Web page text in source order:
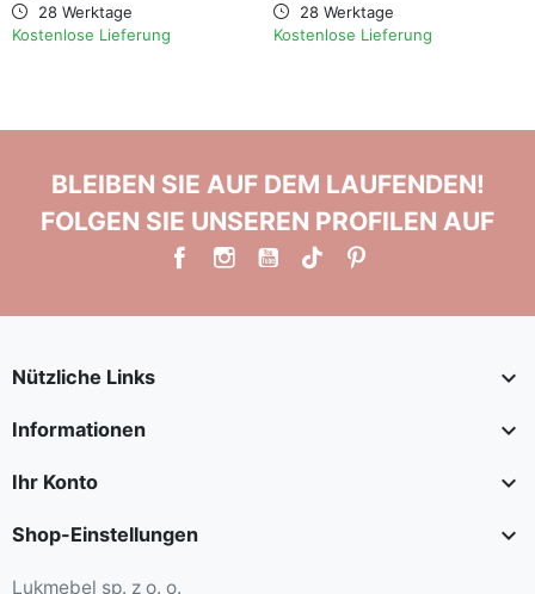
28 Werktage
Kostenlose Lieferung
28 Werktage
Kostenlose Lieferung
BLEIBEN SIE AUF DEM LAUFENDEN!
FOLGEN SIE UNSEREN PROFILEN AUF
Nützliche Links 
Informationen 
Ihr Konto 
Shop-Einstellungen 
Lukmebel sp. z o. o.